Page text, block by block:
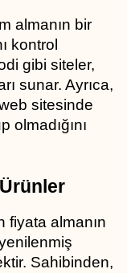
almanın bir
kontrol
gibi siteler,
sunar. Ayrıca,
sitesinde
fiyata almanın
Sahibinden,